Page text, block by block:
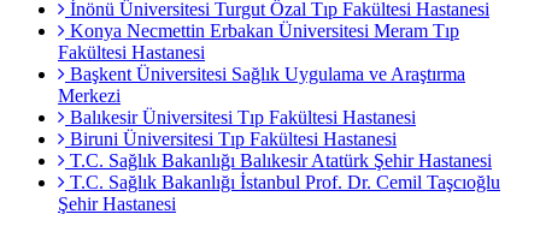
İnönü Üniversitesi Turgut Özal Tıp Fakültesi Hastanesi
Konya Necmettin Erbakan Üniversitesi Meram Tıp
Fakültesi Hastanesi
Başkent Üniversitesi Sağlık Uygulama ve Araştırma
Merkezi
Balıkesir Üniversitesi Tıp Fakültesi Hastanesi
Biruni Üniversitesi Tıp Fakültesi Hastanesi
T.C. Sağlık Bakanlığı Balıkesir Atatürk Şehir Hastanesi
T.C. Sağlık Bakanlığı İstanbul Prof. Dr. Cemil Taşcıoğlu
Şehir Hastanesi